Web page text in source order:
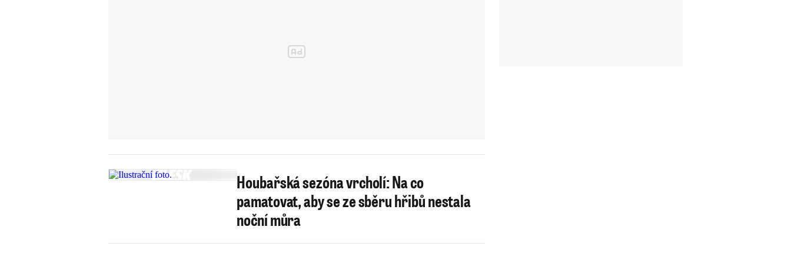
Houbařská sezóna vrcholí: Na co
pamatovat, aby se ze sběru hřibů nestala
noční můra